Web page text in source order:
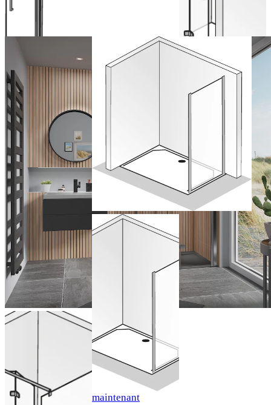
incluse)
maintenant
Porte
pliante pour
paroi latérale
Paroi latérale
pivotante /
pliante
Configurer
maintenant